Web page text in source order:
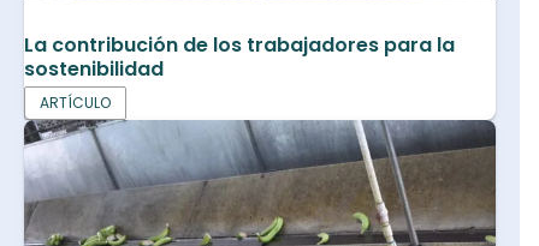
La contribución de los trabajadores para la
sostenibilidad
ARTÍCULO